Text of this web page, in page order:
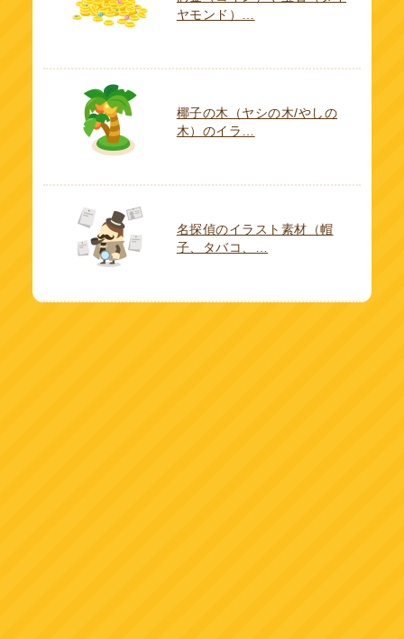
ヤモンド）…
椰子の木（ヤシの木/やしの
木）のイラ…
名探偵のイラスト素材（帽
子、タバコ、…